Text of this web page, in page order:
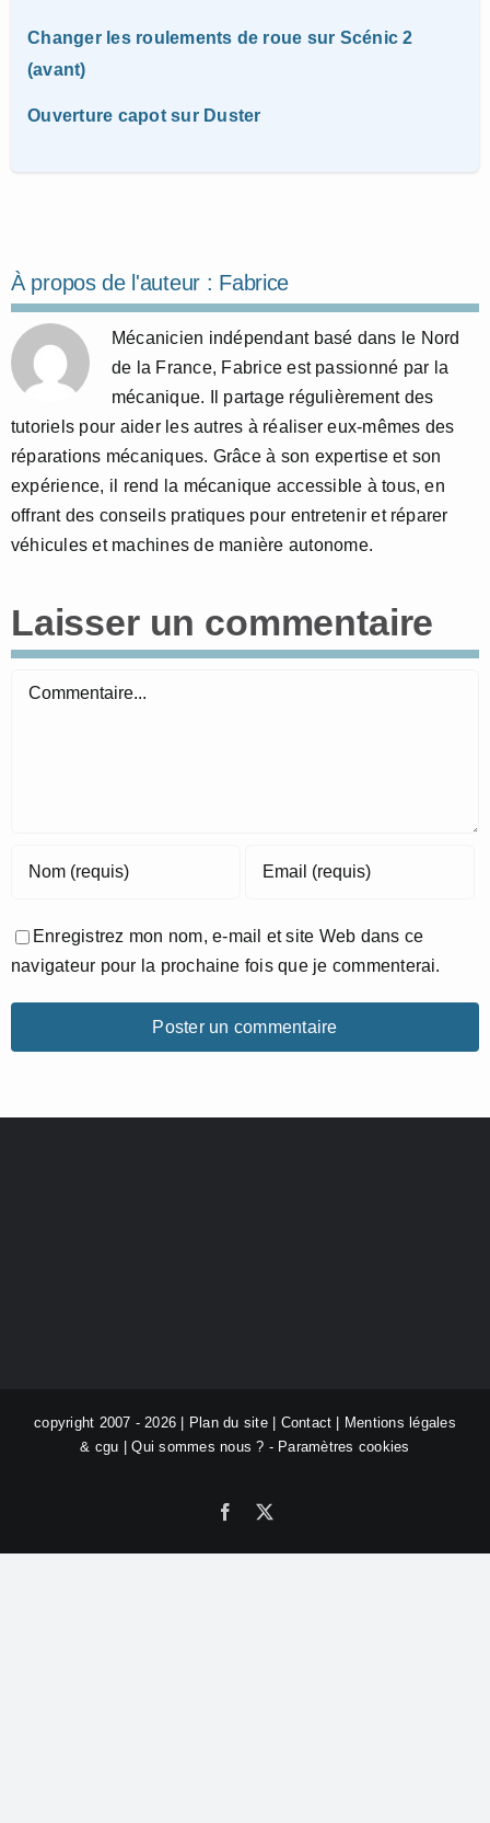
Changer les roulements de roue sur Scénic 2
(avant)
Ouverture capot sur Duster
À propos de l'auteur : Fabrice
Mécanicien indépendant basé dans le Nord
de la France, Fabrice est passionné par la
mécanique. Il partage régulièrement des
tutoriels pour aider les autres à réaliser eux-mêmes des
réparations mécaniques. Grâce à son expertise et son
expérience, il rend la mécanique accessible à tous, en
offrant des conseils pratiques pour entretenir et réparer
véhicules et machines de manière autonome.
Laisser un commentaire
Commentaire
Enregistrez mon nom, e-mail et site Web dans ce
navigateur pour la prochaine fois que je commenterai.
copyright 2007 - 2026 | Plan du site| Contact | Mentions légales
& cgu |Qui sommes nous ? - Paramètres cookies
Facebook